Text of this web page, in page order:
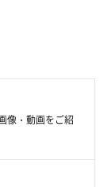
像・動画をご紹